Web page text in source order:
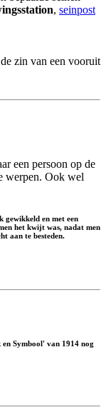
, seinpost
zin van een vooruit
een persoon op de
werpen. Ook wel
gewikkeld en met een
het kwijt was, nadat men
aan te besteden.
Symbool' van 1914 nog